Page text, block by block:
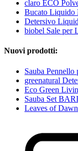
claro ECO
Bucato Liquido
Detersivo
biobel Sale per
Nuovi prodotti:
Sauba Pennello
greenatural
Eco Green
Sauba Set
Leaves of